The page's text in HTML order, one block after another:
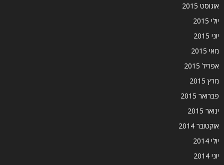
אוגוסט 2015
יולי 2015
יוני 2015
מאי 2015
אפריל 2015
מרץ 2015
פברואר 2015
ינואר 2015
אוקטובר 2014
יולי 2014
יוני 2014